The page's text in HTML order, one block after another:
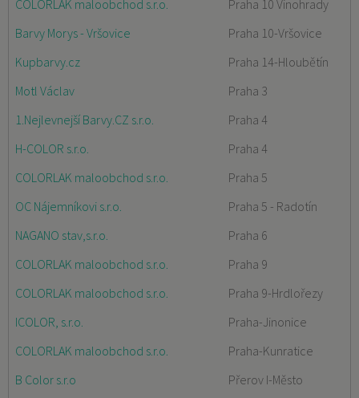
COLORLAK maloobchod s.r.o.
Praha 10 Vinohrady
Barvy Morys - Vršovice
Praha 10-Vršovice
Kupbarvy.cz
Praha 14-Hloubětín
Motl Václav
Praha 3
1.Nejlevnejší Barvy.CZ s.r.o.
Praha 4
H-COLOR s.r.o.
Praha 4
COLORLAK maloobchod s.r.o.
Praha 5
OC Nájemníkovi s.r.o.
Praha 5 - Radotín
NAGANO stav,s.r.o.
Praha 6
COLORLAK maloobchod s.r.o.
Praha 9
COLORLAK maloobchod s.r.o.
Praha 9-Hrdlořezy
ICOLOR, s.r.o.
Praha-Jinonice
COLORLAK maloobchod s.r.o.
Praha-Kunratice
B Color s.r.o
Přerov I-Město